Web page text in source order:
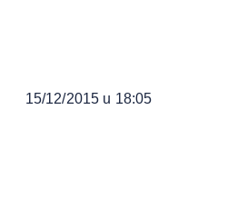
15/12/2015 u 18:05